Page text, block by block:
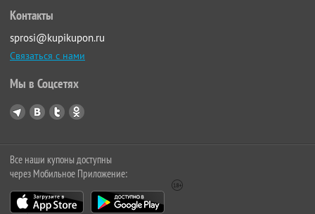
Контакты
sprosi@kupikupon.ru
Связаться с нами
Мы в Соцсетях
Все наши купоны доступны
через Мобильное Приложение: